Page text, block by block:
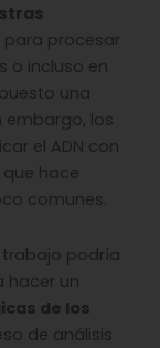
para procesar
o incluso en
una
embargo, los
el ADN con
hace
comunes.
trabajo podría
hacer un
de los
de análisis